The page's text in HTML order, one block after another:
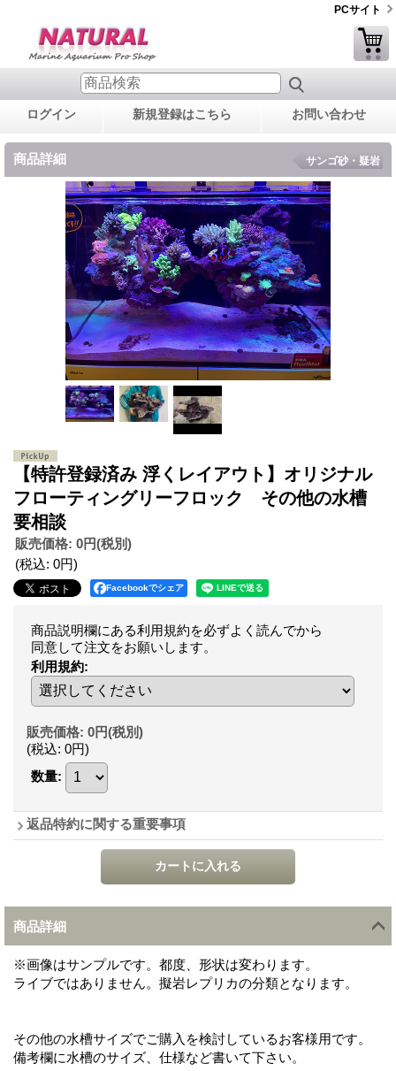
PCサイト
ログイン 新規登録はこちら お問い合わせ
商品詳細 サンゴ砂・疑岩
【特許登録済み 浮くレイアウト】オリジナル
フローティングリーフロック その他の水槽
要相談
販売価格: 0円(税別)
(税込: 0円)
Facebookでシェア
商品説明欄にある利用規約を必ずよく読んでから
同意して注文をお願いします。
利用規約:
販売価格: 0円(税別)
(税込: 0円)
数量:
返品特約に関する重要事項
商品詳細
※画像はサンプルです。都度、形状は変わります。
ライブではありません。擬岩レプリカの分類となります。
その他の水槽サイズでご購入を検討しているお客様用です。
備考欄に水槽のサイズ、仕様など書いて下さい。